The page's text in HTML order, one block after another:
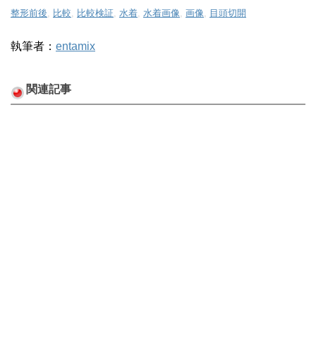
整形前後
比較 比較検証 水着 水着画像 画像 目頭切開
執筆者： entamix
関連記事